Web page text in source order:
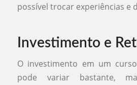
possível trocar experiências e
Investimento e
O investimento em um
pode variar bastante,